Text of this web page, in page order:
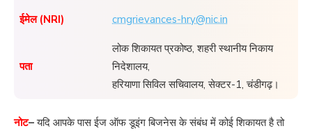
ईमेल (NRI) cmgrievances-hry@nic.in
पता
लोक शिकायत प्रकोष्ठ, शहरी स्थानीय निकाय
निदेशालय,
हरियाणा सिविल सचिवालय, सेक्टर-1, चंडीगढ़।
नोट–यदि आपके पास ईज ऑफ डूइंग बिजनेस के संबंध में कोई शिकायत है तो